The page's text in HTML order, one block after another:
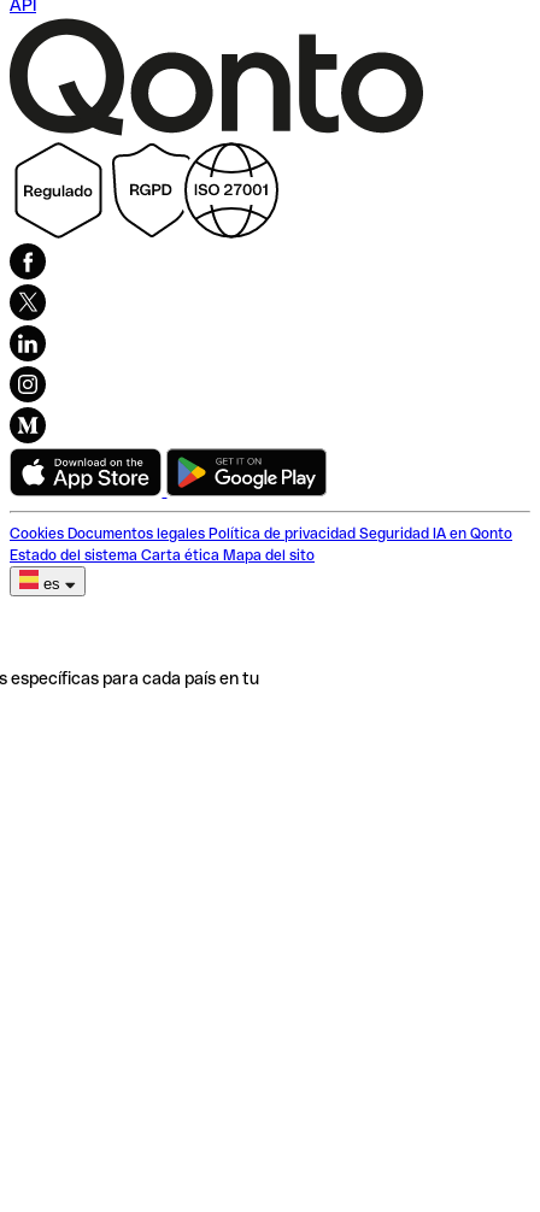
API
Cookies Documentos legales Política de privacidad Seguridad IA en Qonto
Estado del sistema Carta ética Mapa del sito
es
específicas para cada país en tu